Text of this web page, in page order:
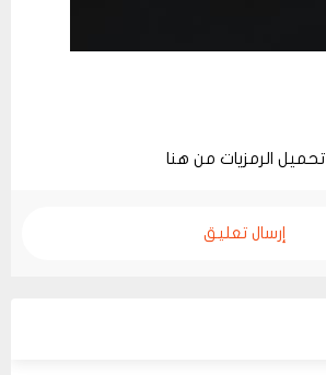
تحميل الرمزيات من هنا
إرسال تعليق